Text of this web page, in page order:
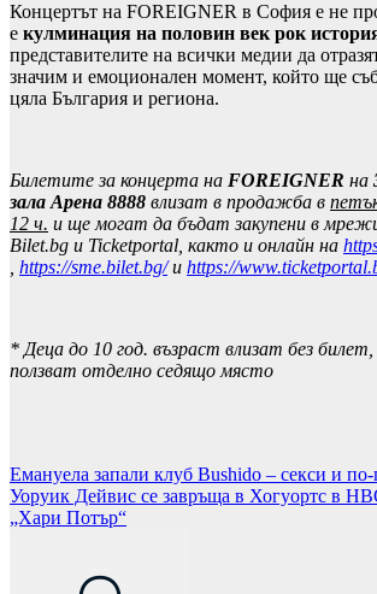
Концертът на FOREIGNER в София е не
е кулминация на половин век рок
представителите на всички медии да
значим и емоционален момент, който ще
цяла България и региона.
Билетите за концерта на FOREIGNER на
зала Арена 8888 влизат в продажба в
12 ч. и ще могат да бъдат закупени в
Bilet.bg и Ticketportal, както и онлайн на
, https://sme.bilet.bg/ и https://
* Деца до 10 год. възраст влизат без
ползват отделно седящо място
Навигация
Емануела запали клуб Bushido – секси и по-
Уоруик Дейвис се завръща в Хогуортс в
„Хари Потър“